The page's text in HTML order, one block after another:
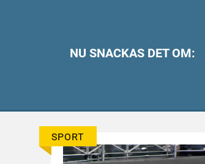
NU SNACKAS DET OM:
SPORT